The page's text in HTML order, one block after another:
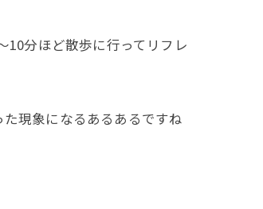
10分ほど散歩に行ってリフレ
現象になるあるあるですね